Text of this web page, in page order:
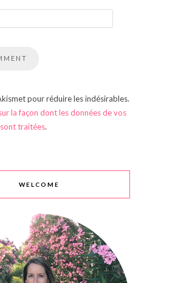
pour réduire les indésirables.
la façon dont les données de vos
traitées.
WELCOME